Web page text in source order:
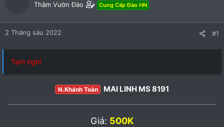
Thăm Vườn Đào Cung Cấp Đào HN
2 Tháng sáu 2022 #1
Tạm nghỉ
N.Khánh Toàn MAI LINH MS 8191
Giá: 500K